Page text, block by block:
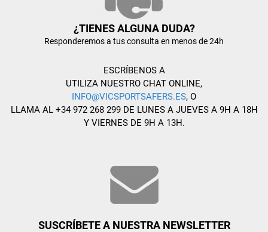
¿TIENES ALGUNA DUDA?
Responderemos a tus consulta en menos de 24h
ESCRÍBENOS A
UTILIZA NUESTRO CHAT ONLINE,
INFO@VICSPORTSAFERS.ES, O
LLAMA AL +34 972 268 299 DE LUNES A JUEVES A 9H A 18H
Y VIERNES DE 9H A 13H.
SUSCRÍBETE A NUESTRA NEWSLETTER